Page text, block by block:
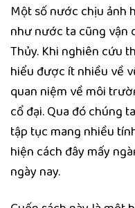
Một số nước chịu ảnh
như nước ta cũng vận
Thủy. Khi nghiên cứu
hiểu được ít nhiều về
quan niệm về môi
cổ đại. Qua đó chúng
tập tục mang nhiều
hiện cách đây mấy
ngày nay.